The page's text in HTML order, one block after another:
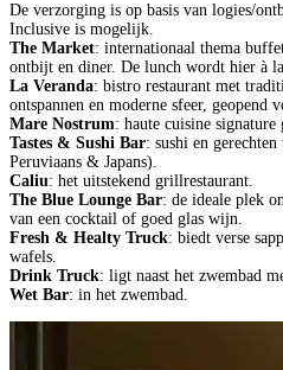
De verzorging is op basis van logies/
Inclusive is mogelijk.
The Market: internationaal thema
ontbijt en diner. De lunch wordt hier à
La Veranda: bistro restaurant met
ontspannen en moderne sfeer, geopend
Mare Nostrum: haute cuisine signature
Tastes & Sushi Bar: sushi en
Peruviaans & Japans).
Caliu: het uitstekend grillrestaurant.
The Blue Lounge Bar: de ideale plek
van een cocktail of goed glas wijn.
Fresh & Healty Truck: biedt verse
wafels.
Drink Truck: ligt naast het zwembad
Wet Bar: in het zwembad.